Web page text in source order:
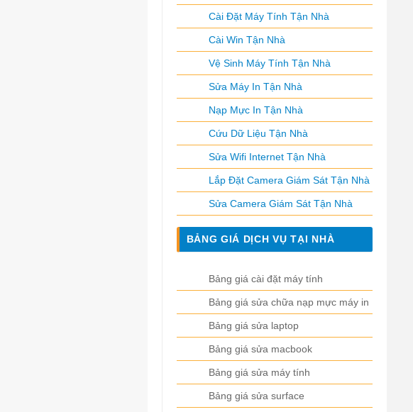
Cài Đặt Máy Tính Tận Nhà
Cài Win Tận Nhà
Vệ Sinh Máy Tính Tận Nhà
Sửa Máy In Tận Nhà
Nạp Mực In Tận Nhà
Cứu Dữ Liệu Tận Nhà
Sửa Wifi Internet Tận Nhà
Lắp Đặt Camera Giám Sát Tận Nhà
Sửa Camera Giám Sát Tận Nhà
BẢNG GIÁ DỊCH VỤ TẠI NHÀ
Bảng giá cài đặt máy tính
Bảng giá sửa chữa nạp mực máy in
Bảng giá sửa laptop
Bảng giá sửa macbook
Bảng giá sửa máy tính
Bảng giá sửa surface